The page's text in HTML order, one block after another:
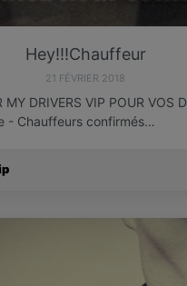
Hey!!!Chauffeur
21 FÉVRIER 2018
MY DRIVERS VIP POUR VOS
- Chauffeurs confirmés…